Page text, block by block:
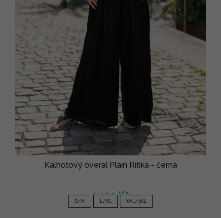
Kalhotový overal Plain Ritika - černá
1 490 Kč
S/M L/XL XXL/3XL